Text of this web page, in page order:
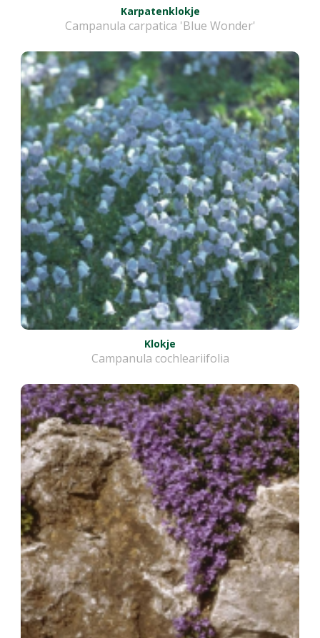
Karpatenklokje
Campanula carpatica 'Blue Wonder'
Klokje
Campanula cochleariifolia